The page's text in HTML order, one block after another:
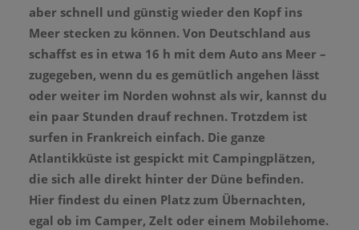
aber schnell und günstig wieder den Kopf ins
Meer stecken zu können. Von Deutschland aus
schaffst es in etwa 16 h mit dem Auto ans Meer –
zugegeben, wenn du es gemütlich angehen lässt
oder weiter im Norden wohnst als wir, kannst du
ein paar Stunden drauf rechnen. Trotzdem ist
surfen in Frankreich einfach. Die ganze
Atlantikküste ist gespickt mit Campingplätzen,
die sich alle direkt hinter der Düne befinden.
Hier findest du einen Platz zum Übernachten,
egal ob im Camper, Zelt oder einem Mobilehome.